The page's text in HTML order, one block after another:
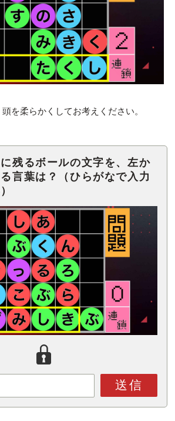
を柔らかくしてお考えください。
残るボールの文字を、左か
言葉は？（ひらがなで入力
送信